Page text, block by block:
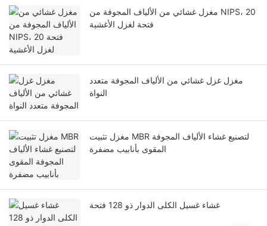
مغزل غشائي من الألياف المجوفة من NIPS، 20
فتحة لغزل الأغشية
مغزل غزل غشائي من الألياف المجوفة متعدد
النواة
مغزل تثبيت MBR لتصنيع غشاء الألياف المجوفة
المقوى بأنابيب مضفرة
غشاء غسيل الكلى الدوار ذو 128 فتحة